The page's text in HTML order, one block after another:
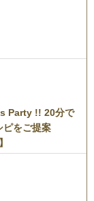
Party !! 20分で
ピをご提案